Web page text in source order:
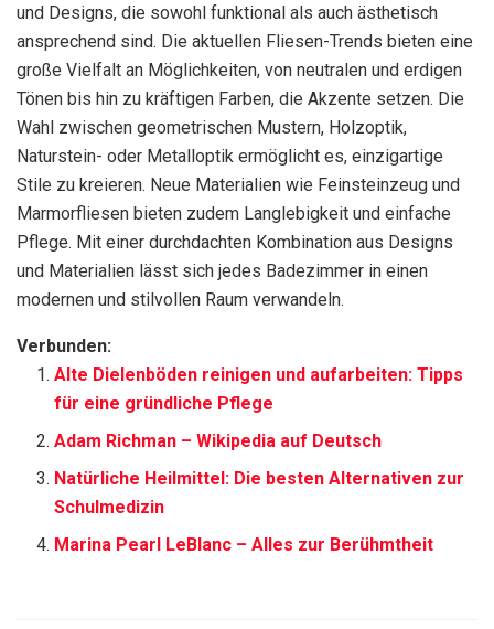
und Designs, die sowohl funktional als auch ästhetisch
ansprechend sind. Die aktuellen Fliesen-Trends bieten eine
große Vielfalt an Möglichkeiten, von neutralen und erdigen
Tönen bis hin zu kräftigen Farben, die Akzente setzen. Die
Wahl zwischen geometrischen Mustern, Holzoptik,
Naturstein- oder Metalloptik ermöglicht es, einzigartige
Stile zu kreieren. Neue Materialien wie Feinsteinzeug und
Marmorfliesen bieten zudem Langlebigkeit und einfache
Pflege. Mit einer durchdachten Kombination aus Designs
und Materialien lässt sich jedes Badezimmer in einen
modernen und stilvollen Raum verwandeln.
Verbunden:
Alte Dielenböden reinigen und aufarbeiten: Tipps
für eine gründliche Pflege
Adam Richman – Wikipedia auf Deutsch
Natürliche Heilmittel: Die besten Alternativen zur
Schulmedizin
Marina Pearl LeBlanc – Alles zur Berühmtheit